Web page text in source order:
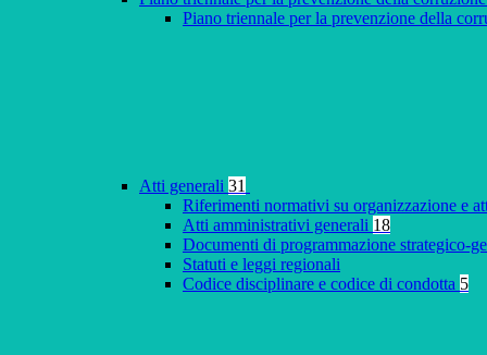
Piano triennale per la prevenzione della
Atti generali 31
Riferimenti normativi su organizzazione e
Atti amministrativi generali 18
Documenti di programmazione strategico-
Statuti e leggi regionali
Codice disciplinare e codice di condotta 5